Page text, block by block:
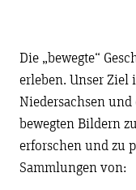
Die „bewegte“
erleben. Unser Ziel
Niedersachsen
bewegten Bildern
erforschen und zu
Sammlungen von: